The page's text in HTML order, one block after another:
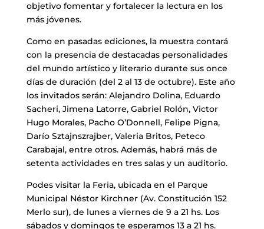
objetivo fomentar y fortalecer la lectura en los
más jóvenes.
Como en pasadas ediciones, la muestra contará
con la presencia de destacadas personalidades
del mundo artístico y literario durante sus once
días de duración (del 2 al 13 de octubre). Este año
los invitados serán: Alejandro Dolina, Eduardo
Sacheri, Jimena Latorre, Gabriel Rolón, Victor
Hugo Morales, Pacho O’Donnell, Felipe Pigna,
Darío Sztajnszrajber, Valeria Britos, Peteco
Carabajal, entre otros. Además, habrá más de
setenta actividades en tres salas y un auditorio.
Podes visitar la Feria, ubicada en el Parque
Municipal Néstor Kirchner (Av. Constitución 152
Merlo sur), de lunes a viernes de 9 a 21 hs. Los
sábados y domingos te esperamos 13 a 21 hs.